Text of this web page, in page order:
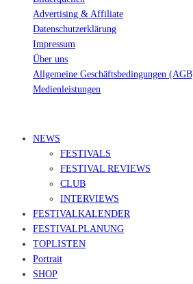
Advertising & Affiliate
Datenschutzerklärung
Impressum
Über uns
Allgemeine Geschäftsbedingungen
Medienleistungen
NEWS
FESTIVALS
FESTIVAL REVIEWS
CLUB
INTERVIEWS
FESTIVALKALENDER
FESTIVALPLANUNG
TOPLISTEN
Portrait
SHOP